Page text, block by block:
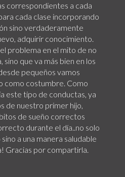
correspondientes a cada
cada clase incorporando
sino verdaderamente
adquirir conocimiento.
problema en el mito de no
sino que va más bien en los
pequeños vamos
como costumbre. Como
este tipo de conductas, ya
de nuestro primer hijo,
de sueño correctos
durante el día..no solo
a una manera saludable
Gracias por compartirla.